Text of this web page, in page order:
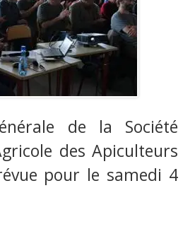
de la Société
des Apiculteurs
pour le samedi 4